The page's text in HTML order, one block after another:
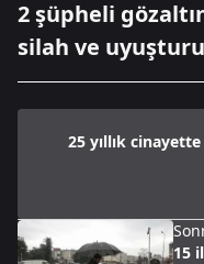
2 şüpheli
silah ve
25 yıllık
15